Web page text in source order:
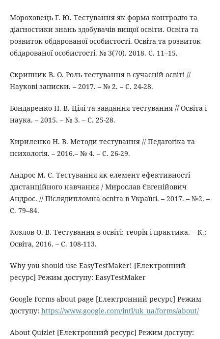
Мороховець Г. Ю. Тестування як форма контролю та
діагностики знань здобувачів вищої освіти. Освіта та
розвиток обдарованої особистості. Освіта та розвиток
обдарованої особистості. № 3(70). 2018. С. 11–15.
Скрипник В. О. Роль тестування в сучасній освіті //
Наукові записки. – 2017. – № 2. – С. 24-28.
Бондаренко Н. В. Цілі та завдання тестування // Освіта і
наука. – 2015. – № 3. – С. 25-28.
Кириленко Н. В. Методи тестування // Педагогіка та
психологія. – 2016.– № 4. – С. 26-29.
Андрос М. Є. Тестування як елемент ефективності
дистанційного навчання / Мирослав Євгенійович
Андрос. // Післядипломна освіта в Україні. – 2017. – №2. –
С. 79–84.
Козлов О. В. Тестування в освіті: теорія і практика. – К.:
Освіта, 2016. – С. 108-113.
Why you should use EasyTestMaker! [Електронний
ресурс] Режим доступу: EasyTestMaker
Google Forms about page [Електронний ресурс] Режим
доступу: https://www.google.com/intl/uk_ua/forms/about/
About Quizlet [Електронний ресурс] Режим доступу: